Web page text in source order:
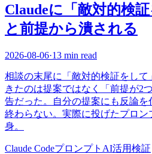
Claudeに「敵対的検
と前提から潰される
2026-08-06·13 min read
相談の末尾に「敵対的検証をし
きたのは提案ではなく「前提が2
告だった。自分の提案にも反論
終わらない。実際に投げたプロン
身。
Claude Codeプロンプト AI活用検証